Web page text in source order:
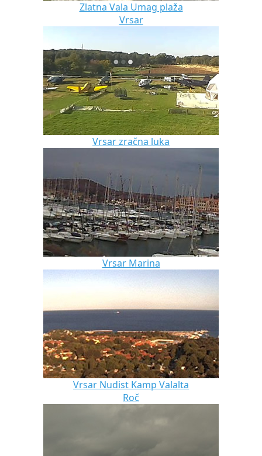
Zlatna Vala Umag plaža
Vrsar
Vrsar zračna luka
Vrsar Marina
Vrsar Nudist Kamp Valalta
Roč